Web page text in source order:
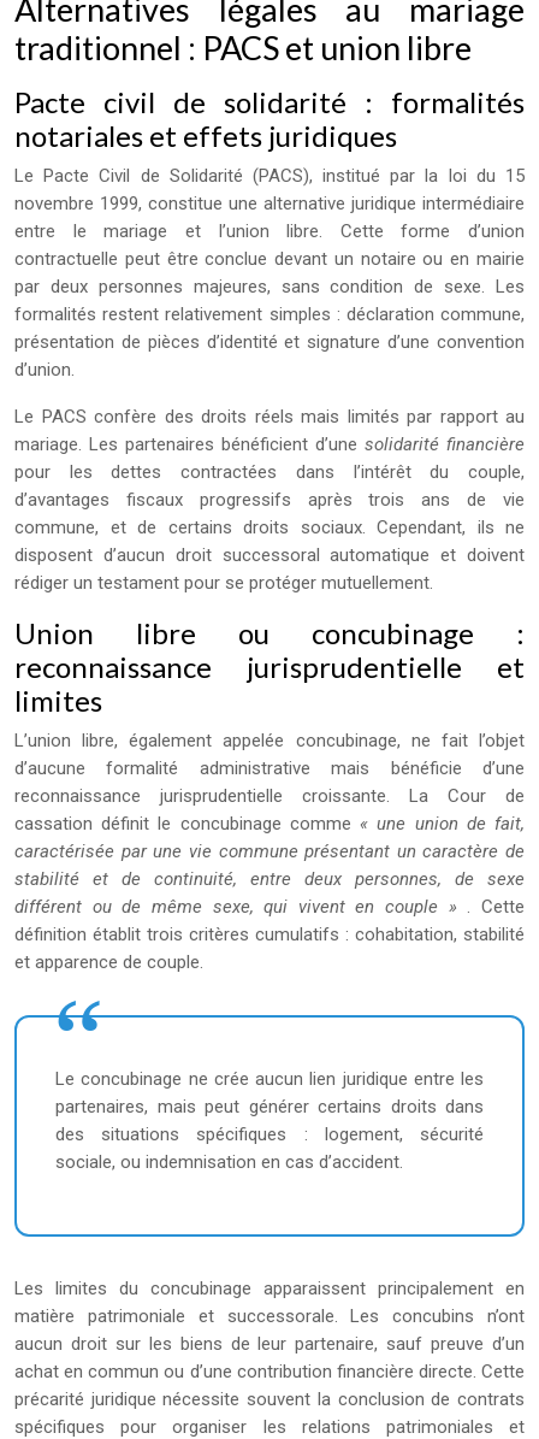
Alternatives légales au mariage
traditionnel : PACS et union libre
Pacte civil de solidarité : formalités
notariales et effets juridiques
Le Pacte Civil de Solidarité (PACS), institué par la loi du 15
novembre 1999, constitue une alternative juridique intermédiaire
entre le mariage et l’union libre. Cette forme d’union
contractuelle peut être conclue devant un notaire ou en mairie
par deux personnes majeures, sans condition de sexe. Les
formalités restent relativement simples : déclaration commune,
présentation de pièces d’identité et signature d’une convention
d’union.
Le PACS confère des droits réels mais limités par rapport au
mariage. Les partenaires bénéficient d’une solidarité financière
pour les dettes contractées dans l’intérêt du couple,
d’avantages fiscaux progressifs après trois ans de vie
commune, et de certains droits sociaux. Cependant, ils ne
disposent d’aucun droit successoral automatique et doivent
rédiger un testament pour se protéger mutuellement.
Union libre ou concubinage :
reconnaissance jurisprudentielle et
limites
L’union libre, également appelée concubinage, ne fait l’objet
d’aucune formalité administrative mais bénéficie d’une
reconnaissance jurisprudentielle croissante. La Cour de
cassation définit le concubinage comme « une union de fait,
caractérisée par une vie commune présentant un caractère de
stabilité et de continuité, entre deux personnes, de sexe
différent ou de même sexe, qui vivent en couple » . Cette
définition établit trois critères cumulatifs : cohabitation, stabilité
et apparence de couple.
Le concubinage ne crée aucun lien juridique entre les
partenaires, mais peut générer certains droits dans
des situations spécifiques : logement, sécurité
sociale, ou indemnisation en cas d’accident.
Les limites du concubinage apparaissent principalement en
matière patrimoniale et successorale. Les concubins n’ont
aucun droit sur les biens de leur partenaire, sauf preuve d’un
achat en commun ou d’une contribution financière directe. Cette
précarité juridique nécessite souvent la conclusion de contrats
spécifiques pour organiser les relations patrimoniales et